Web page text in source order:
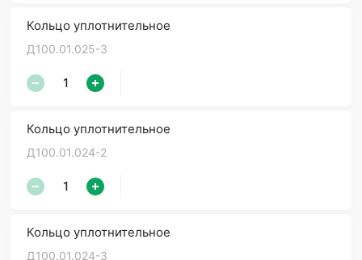
Кольцо уплотнительное
Д100.01.025-3
Кольцо уплотнительное
Д100.01.024-2
Кольцо уплотнительное
Д100.01.024-3